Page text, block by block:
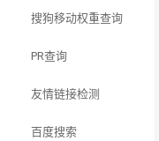
搜狗移动权重查询
PR查询
友情链接检测
百度搜索